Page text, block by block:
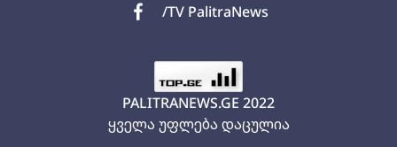
/TV PalitraNews
PALITRANEWS.GE 2022
ყველა უფლება დაცულია